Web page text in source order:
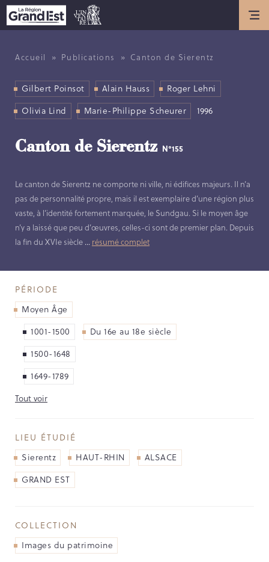
Actualités
ACTUALITÉS
GÉNÉRAL DU PATRIMOINE
CULTUREL
Présentation
GÉNÉRAL
HISTOIRE DE L’INVENTAIRE
GÉNÉRAL
LES MÉTIERS DE L’INVENTAIRE
GÉNÉRAL
RÉGION
Opérations
Publications
CAHIERS DU PATRIMOINE
CLEFS DU PATRIMOINE
HORS COLLECTION
IMAGES DU PATRIMOINE
INVENTAIRE TOPOGRAPHIQUE
ITINÉRAIRES DU PATRIMOINE
PARCOURS DU PATRIMOINE
Accueil » Publications » Canton de Sierentz
Gilbert Poinsot Alain Hauss
Roger Lehni
Olivia Lind
Marie-Philippe Scheurer 1996
Canton de Sierentz N°155
Le canton de Sierentz ne comporte ni ville, ni édifices majeurs. Il n’a
pas de personnalité propre, mais il est exemplaire d’une région plus
vaste, à l’identité fortement marquée, le Sundgau. Si le moyen âge
n’y a laissé que peu d’œuvres, celles-ci sont de premier plan. Depuis
la fin du XVIe siècle ... résumé complet
PÉRIODE
Moyen Âge
1001-1500
Du 16e au 18e siècle
1500-1648
1649-1789
Tout voir
LIEU ÉTUDIÉ
Sierentz
HAUT-RHIN
ALSACE
GRAND EST
COLLECTION
Images du patrimoine